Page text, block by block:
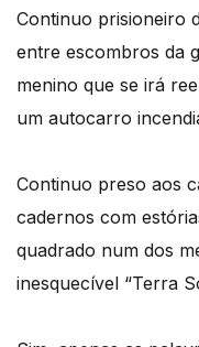
Continuo prisioneiro
entre escombros da
menino que se irá
um autocarro
Continuo preso aos
cadernos com
quadrado num dos
inesquecível “Terra